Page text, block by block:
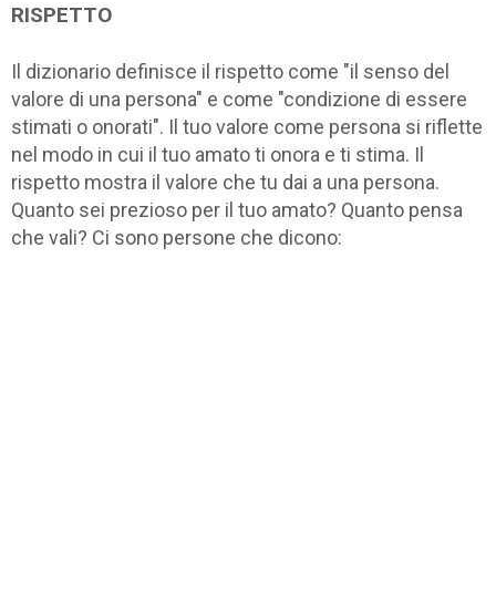
RISPETTO
Il dizionario definisce il rispetto come "il senso del
valore di una persona" e come "condizione di essere
stimati o onorati". Il tuo valore come persona si riflette
nel modo in cui il tuo amato ti onora e ti stima. Il
rispetto mostra il valore che tu dai a una persona.
Quanto sei prezioso per il tuo amato? Quanto pensa
che vali? Ci sono persone che dicono: